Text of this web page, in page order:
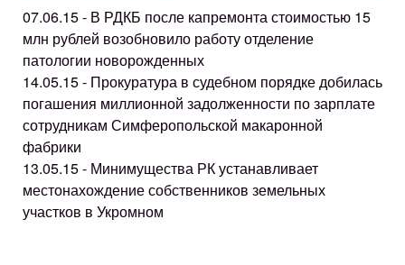
07.06.15 - В РДКБ после капремонта стоимостью 15
млн рублей возобновило работу отделение
патологии новорожденных
14.05.15 - Прокуратура в судебном порядке добилась
погашения миллионной задолженности по зарплате
сотрудникам Симферопольской макаронной
фабрики
13.05.15 - Минимущества РК устанавливает
местонахождение собственников земельных
участков в Укромном